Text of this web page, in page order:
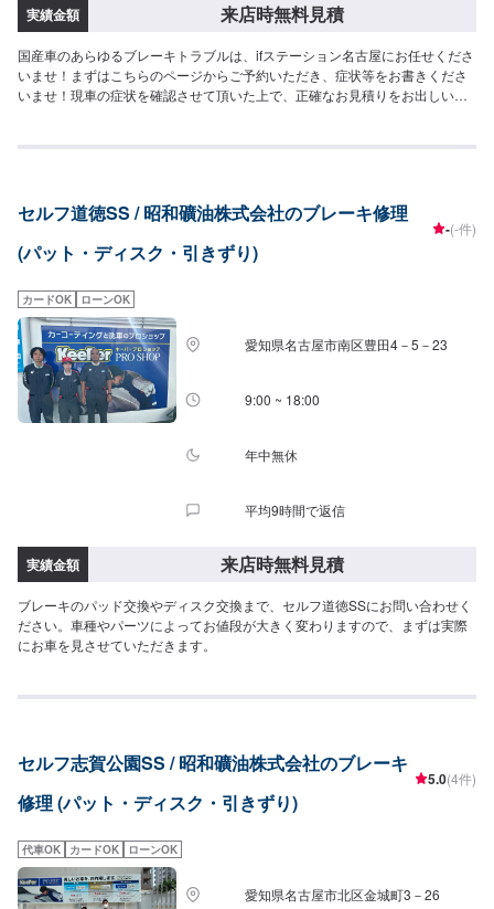
実績金額 来店時無料見積
国産車のあらゆるブレーキトラブルは、ifステーション名古屋にお任せくださ
いませ！まずはこちらのページからご予約いただき、症状等をお書きくださ
いませ！現車の症状を確認させて頂いた上で、正確なお見積りをお出しいた
セルフ道徳SS / 昭和礦油株式会社のブレーキ修理
(パット・ディスク・引きずり)
-(-件)
カードOK ローンOK
愛知県名古屋市南区豊田4－5－23
9:00 ~ 18:00
年中無休
平均9時間で返信
実績金額 来店時無料見積
ブレーキのパッド交換やディスク交換まで、セルフ道徳SSにお問い合わせく
ださい。車種やパーツによってお値段が大きく変わりますので、まずは実際
にお車を見させていただきます。
セルフ志賀公園SS / 昭和礦油株式会社のブレーキ
修理 (パット・ディスク・引きずり)
5.0(4件)
代車OK カードOK ローンOK
愛知県名古屋市北区金城町3－26